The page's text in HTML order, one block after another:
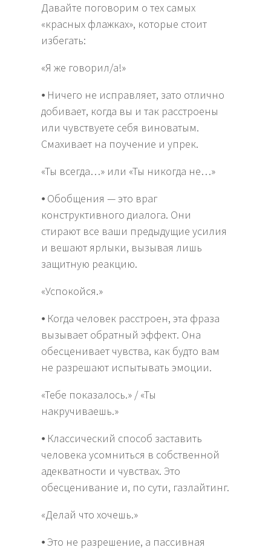
Давайте поговорим о тех самых
«красных флажках», которые стоит
избегать:
«Я же говорил/а!»
⦁ Ничего не исправляет, зато отлично
добивает, когда вы и так расстроены
или чувствуете себя виноватым.
Смахивает на поучение и упрек.
«Ты всегда…» или «Ты никогда не…»
⦁ Обобщения — это враг
конструктивного диалога. Они
стирают все ваши предыдущие усилия
и вешают ярлыки, вызывая лишь
защитную реакцию.
«Успокойся.»
⦁ Когда человек расстроен, эта фраза
вызывает обратный эффект. Она
обесценивает чувства, как будто вам
не разрешают испытывать эмоции.
«Тебе показалось.» / «Ты
накручиваешь.»
⦁ Классический способ заставить
человека усомниться в собственной
адекватности и чувствах. Это
обесценивание и, по сути, газлайтинг.
«Делай что хочешь.»
⦁ Это не разрешение, а пассивная